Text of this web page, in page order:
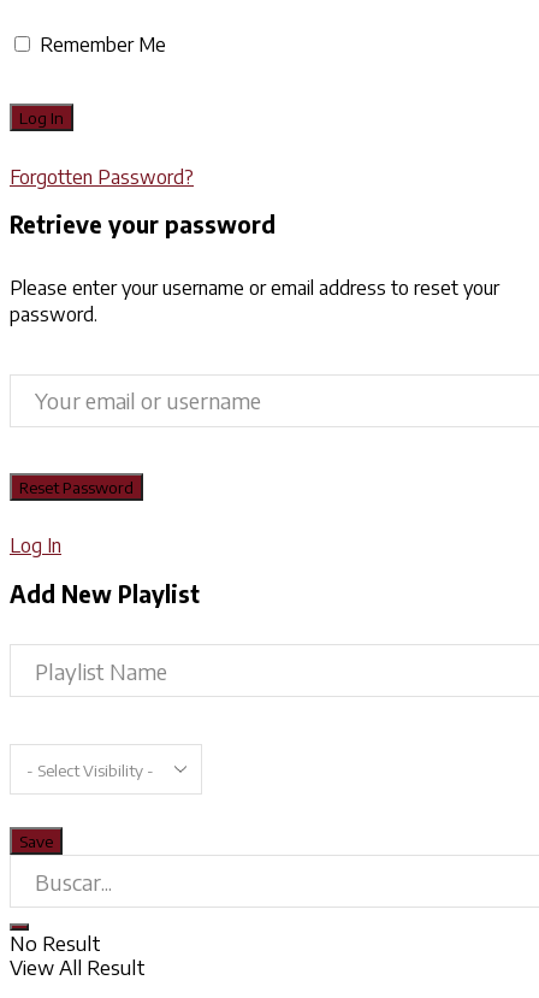
Remember Me
Forgotten Password?
Retrieve your password
Please enter your username or email address to reset your
password.
Log In
Add New Playlist
No Result
View All Result